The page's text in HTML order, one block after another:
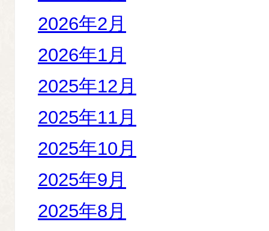
2026年2月
2026年1月
2025年12月
2025年11月
2025年10月
2025年9月
2025年8月